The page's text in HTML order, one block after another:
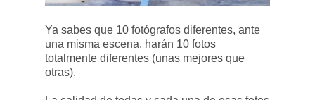
Ya sabes que 10 fotógrafos diferentes, ante
una misma escena, harán 10 fotos
totalmente diferentes (unas mejores que
otras).